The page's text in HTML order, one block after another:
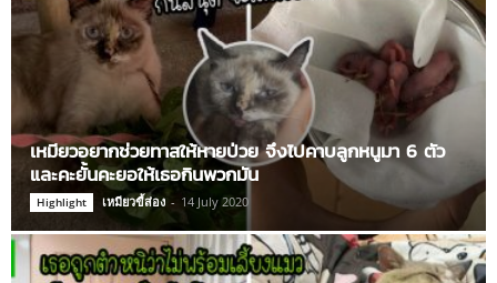
เหมียวอยากช่วยทาสให้หายป่วย จึงไปคาบลูกหนูมา 6 ตัว
และคะยั้นคะยอให้เธอกินพวกมัน
Highlight เหมียวขี้ส่อง - 14 July 2020